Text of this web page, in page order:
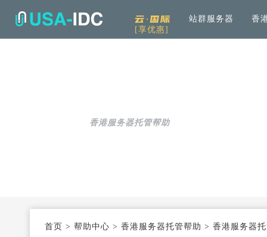
云·国际
[享优惠]
站群服务器 香
云服务器 Openstack KVM架构
同
香港服务器托管帮助
首页 > 帮助中心 > 香港服务器托管帮助 > 香港服务器